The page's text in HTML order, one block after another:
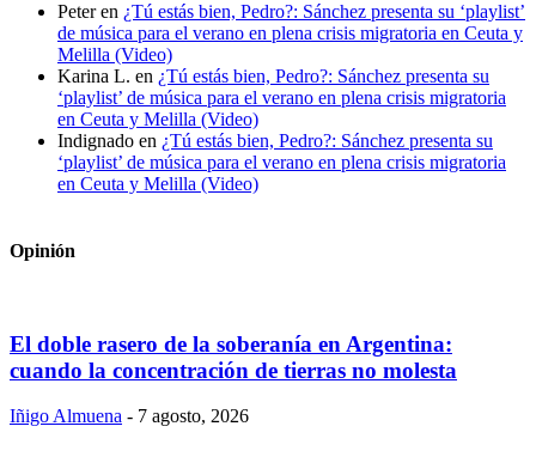
Peteren ¿Tú estás bien, Pedro?: Sánchez presenta su ‘playlist’
de música para el verano en plena crisis migratoria en Ceuta y
Melilla (Video)
Karina L. en ¿Tú estás bien, Pedro?: Sánchez presenta su
‘playlist’ de música para el verano en plena crisis migratoria
en Ceuta y Melilla (Video)
Indignado en ¿Tú estás bien, Pedro?: Sánchez presenta su
‘playlist’ de música para el verano en plena crisis migratoria
en Ceuta y Melilla (Video)
Opinión
El doble rasero de la soberanía en Argentina:
cuando la concentración de tierras no molesta
Iñigo Almuena - 7 agosto, 2026